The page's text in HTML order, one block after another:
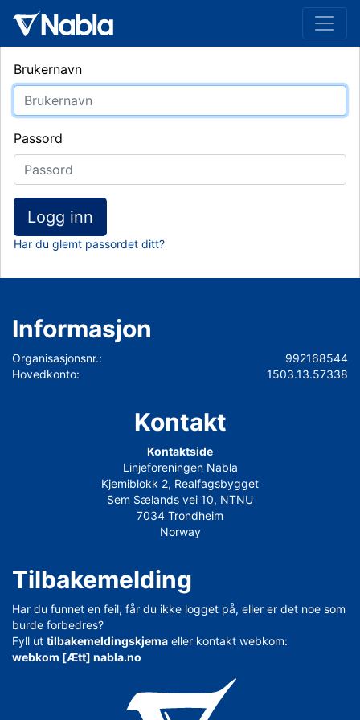
Brukernavn
Passord
Logg inn
Har du glemt passordet ditt?
Informasjon
Organisasjonsnr.:
992168544
Hovedkonto:
1503.13.57338
Kontakt
Kontaktside
Linjeforeningen Nabla
Kjemiblokk 2, Realfagsbygget
Sem Sælands vei 10, NTNU
7034 Trondheim
Norway
Tilbakemelding
Har du funnet en feil, får du ikke logget på, eller er det noe som
burde forbedres?
Fyll ut tilbakemeldingskjema eller kontakt webkom:
webkom [Ætt] nabla.no